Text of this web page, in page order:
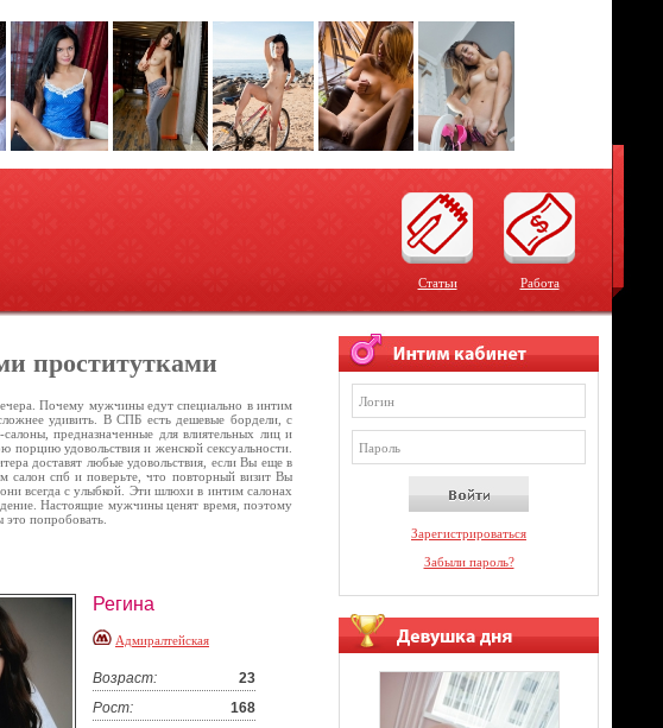
Статьи Работа
проститутками
Почему мужчины едут специально в интим
удивить. В СПБ есть дешевые бордели, с
предназначенные для влиятельных лиц и
порцию удовольствия и женской сексуальности.
доставят любые удовольствия, если Вы еще в
салон спб и поверьте, что повторный визит Вы
всегда с улыбкой. Эти шлюхи в интим салонах
Настоящие мужчины ценят время, поэтому
попробовать.
Регина
Адмиралтейская
Возраст:
23
Рост:
168
Зарегистрироваться
Забыли пароль?